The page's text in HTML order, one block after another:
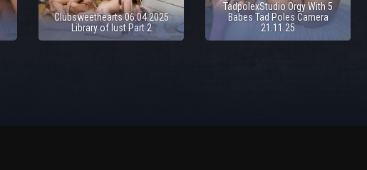
Clubsweethearts 06.04.2025
Library of lust Part 2
TadpolexStudio Orgy With 5
Babes Tad Poles Camera
21.11.25